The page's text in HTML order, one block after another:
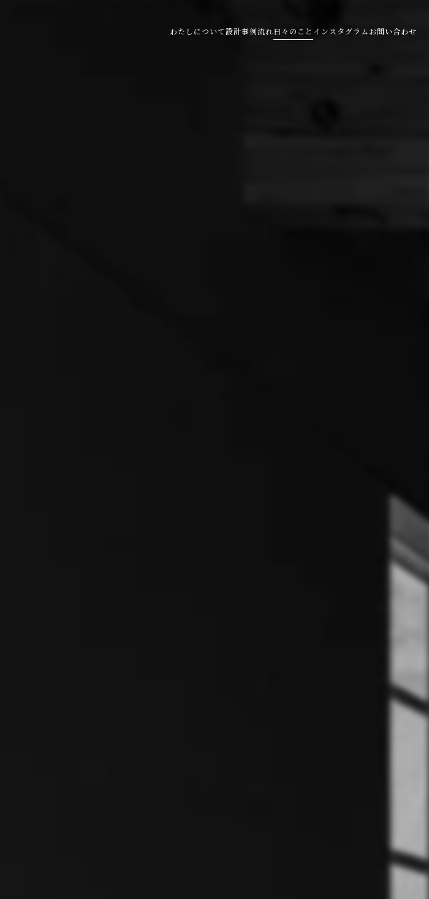
わたしについて設計事例流れ日々のこと インスタグラムお問い合わせ